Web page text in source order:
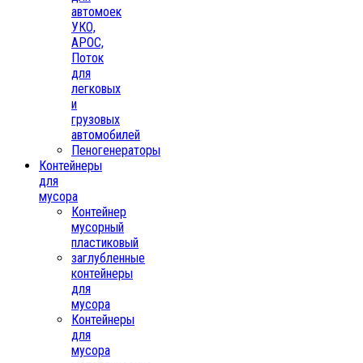
автомоек
УКО,
АРОС,
Поток
для
легковых
и
грузовых
автомобилей
Пеногенераторы
Контейнеры
для
мусора
Контейнер
мусорный
пластиковый
заглубленные
контейнеры
для
мусора
Контейнеры
для
мусора